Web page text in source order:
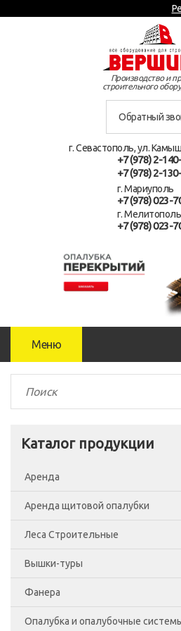
Производство и
строительного
Обратный
г. Севастополь, ул.
+7 (978) 2-
+7 (978) 2-
г. Мариуполь
+7 (978) 023-
г. Мелитополь
+7 (978) 023-
Меню
Каталог продукции
Аренда
Аренда щитовой опалубки
Леса Строительные
Леса рамные
Помосты
Сетка фасадная
Вышки-туры
Вышка-тура ВСП-250/0.7
Вышка-тура ВСП-250/1.2
Фанера
Фанера Россия
Опалубка и опалубочные